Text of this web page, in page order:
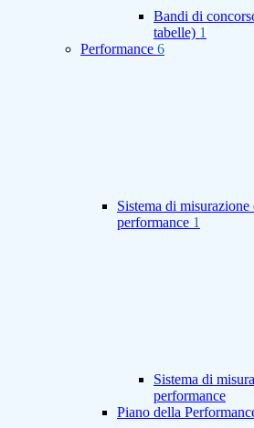
Bandi di
tabelle) 1
Performance 6
Sistema di
performance 1
Sistema di
performance
Piano della